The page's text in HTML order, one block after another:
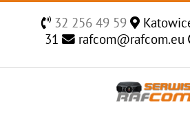
32 256 49 59
31
rafcom@rafcom.eu